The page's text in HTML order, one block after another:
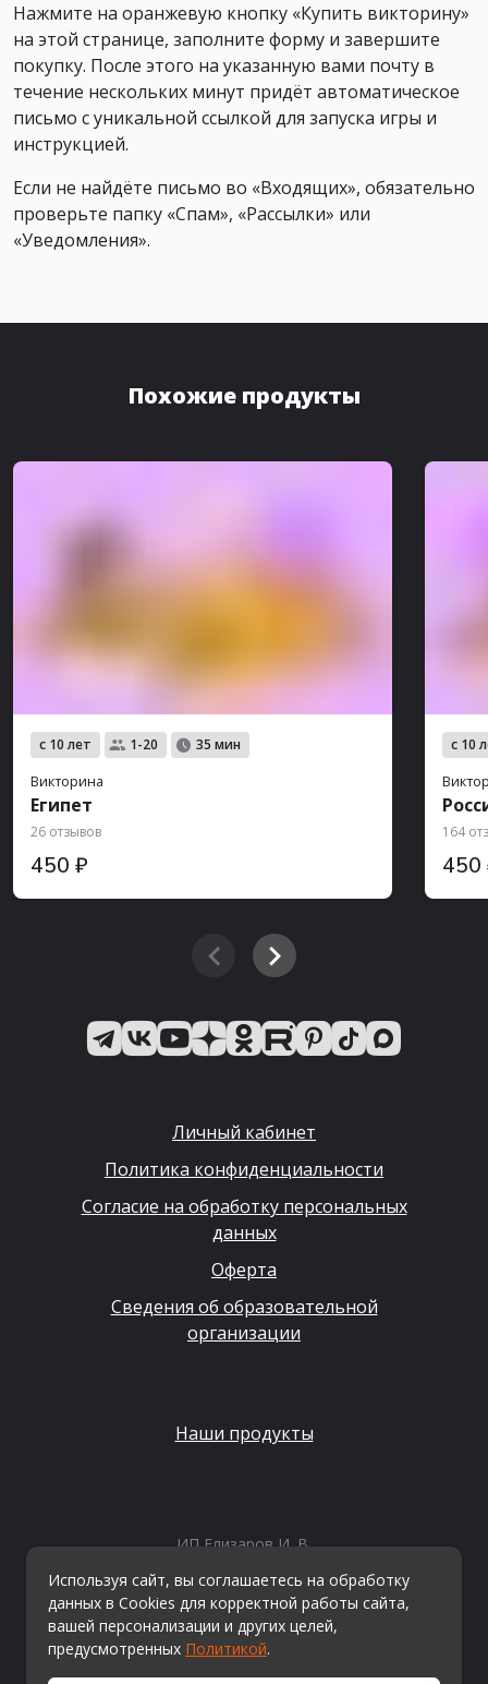
Нажмите на оранжевую кнопку «Купить викторину»
на этой странице, заполните форму и завершите
покупку. После этого на указанную вами почту в
течение нескольких минут придёт автоматическое
письмо с уникальной ссылкой для запуска игры и
инструкцией.
Если не найдёте письмо во «Входящих», обязательно
проверьте папку «Спам», «Рассылки» или
«Уведомления».
Похожие продукты
с 10 лет 1-20 35 мин
Викторина
Египет
26 отзывов
450 ₽
с 10
164
450
Личный кабинет
Политика конфиденциальности
Согласие на обработку персональных
данных
Оферта
Сведения об образовательной
организации
Наши продукты
ИП Елизаров И. В.
ОГРНИП: 315665800057162
Эл. почта:info@kvestiks.ru
Используя сайт, вы соглашаетесь на обработку
данных в Cookies для корректной работы сайта,
вашей персонализации и других целей,
предусмотренных Политикой.